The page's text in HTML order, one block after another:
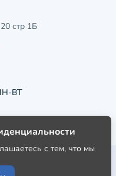
стр 1Б
ВТ
с тем, что мы